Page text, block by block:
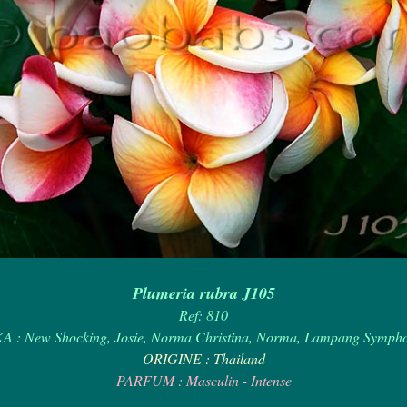
Plumeria rubra J105
Ref: 810
: New Shocking, Josie, Norma Christina, Norma, Lampang
ORIGINE : Thailand
PARFUM : Masculin - Intense